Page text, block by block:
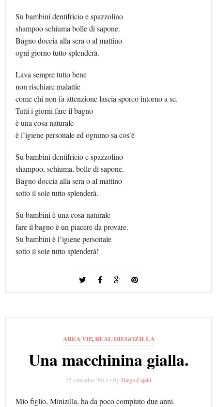
Su bambini dentifricio e spazzolino
shampoo schiuma bolle di sapone.
Bagno doccia alla sera o al mattino
ogni giorno tutto splenderà.
Lava sempre tutto bene
non rischiare malattie
come chi non fa attenzione lascia sporco intorno a se.
Tutti i giorni fare il bagno
è una cosa naturale
è l’igiene personale ed ognuno sa cos’è
Su bambini dentifricio e spazzolino
shampoo, schiuma, bolle di sapone.
Bagno doccia alla sera o al mattino
sotto il sole tutto splenderà.
Su bambini è una cosa naturale
fare il bagno è un piacere da provare.
Su bambini è l’igiene personale
sotto il sole tutto splenderà!
AREA VIP,REAL DIEGOZILLA
Una macchinina gialla.
25 settembre 2014 • By Diego Cajelli
Mio figlio, Minizilla, ha da poco compiuto due anni.